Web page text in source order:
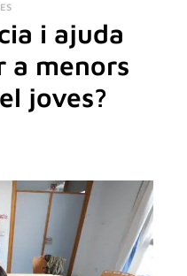
i ajuda
a menors
joves?